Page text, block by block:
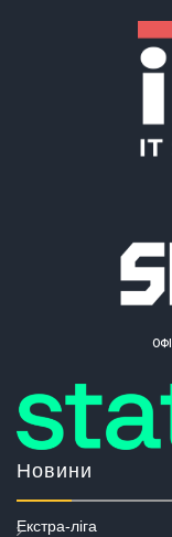
Новини
Екстра-ліга